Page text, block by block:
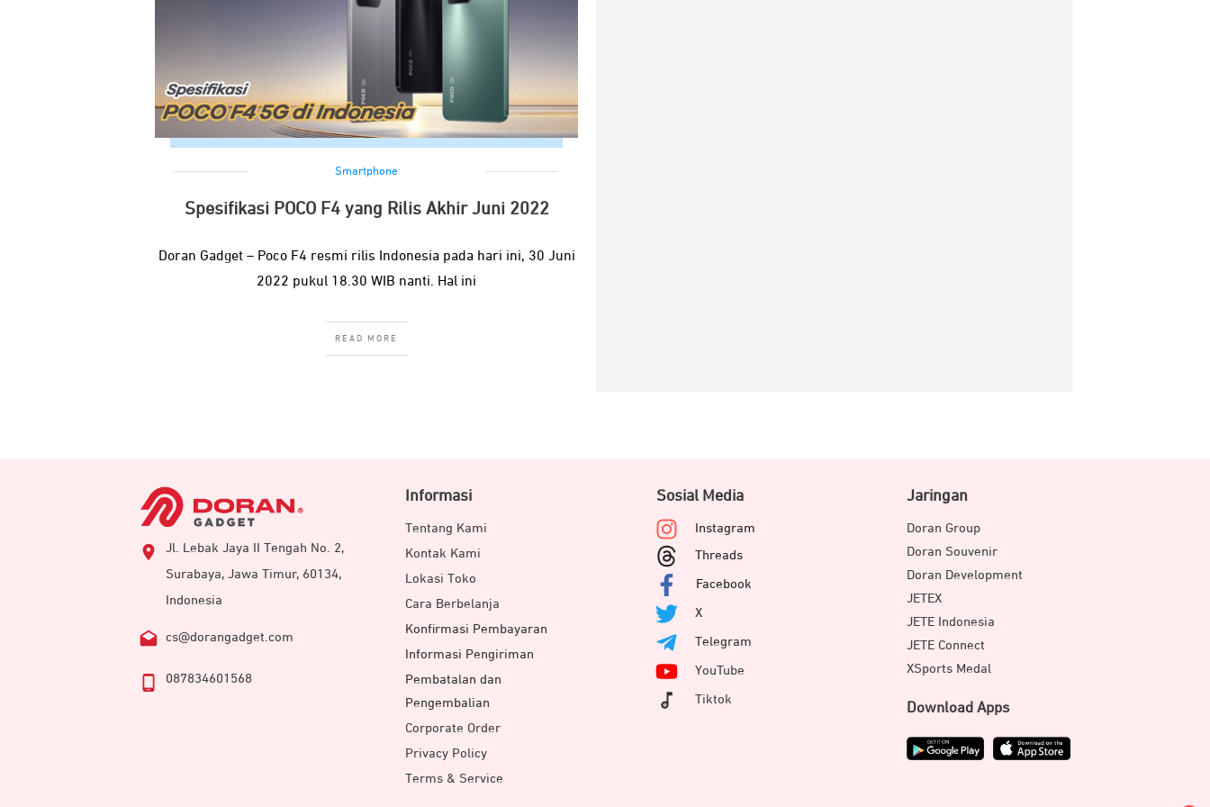
Smartphone
Spesifikasi POCO F4 yang Rilis Akhir Juni 2022
Doran Gadget – Poco F4 resmi rilis Indonesia pada hari ini, 30 Juni
2022 pukul 18.30 WIB nanti. Hal ini
READ MORE
Jl. Lebak Jaya II Tengah No. 2,
Surabaya, Jawa Timur, 60134,
Indonesia
cs@dorangadget.com
087834601568
Informasi
Tentang Kami
Kontak Kami
Lokasi Toko
Cara Berbelanja
Konfirmasi Pembayaran
Informasi Pengiriman
Pembatalan dan
Pengembalian
Corporate Order
Privacy Policy
Terms & Service
Sosial Media
Instagram
Threads
Facebook
X
Telegram
YouTube
Tiktok
Jaringan
Doran Group
Doran Souvenir
Doran Development
JETEX
JETE Indonesia
JETE Connect
XSports Medal
Download Apps